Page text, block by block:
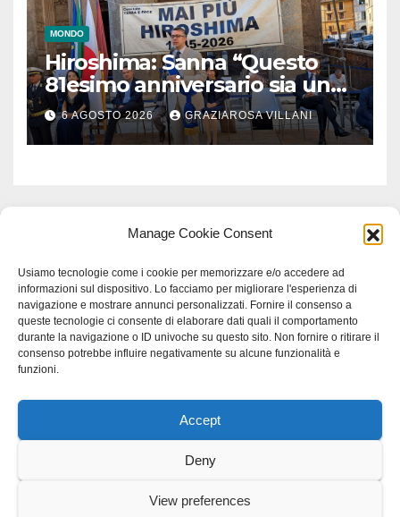
Manage Cookie Consent
Usiamo tecnologie come i cookie per memorizzare e/o accedere ad
informazioni sul dispositivo. Lo facciamo per migliorare l'esperienza di
navigazione e mostrare annunci personalizzati. Fornire il consenso a
queste tecnologie ci consente di elaborare dati quali il comportamento
durante la navigazione o ID univoche su questo sito. Non fornire o ritirare il
consenso potrebbe influire negativamente su alcune funzionalità e
funzioni.
Accept
Deny
View preferences
MONDO
Hiroshima: Sanna “Questo
81esimo anniversario sia un
monito per tutti”
6 AGOSTO 2026 GRAZIAROSA VILLANI
Proudly powered by WordPress|Tema: Newspaperex di
Scienzastudio specialistico bracciano